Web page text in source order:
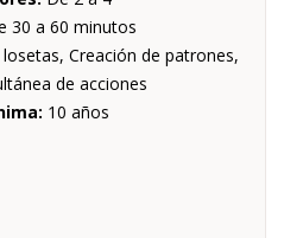
30 a 60 minutos
Creación de patrones,
de acciones
10 años